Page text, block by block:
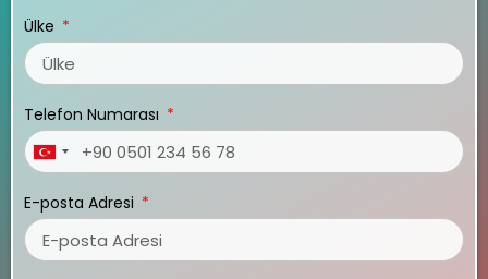
Ülke
Telefon Numarası
Turkey
E-posta Adresi